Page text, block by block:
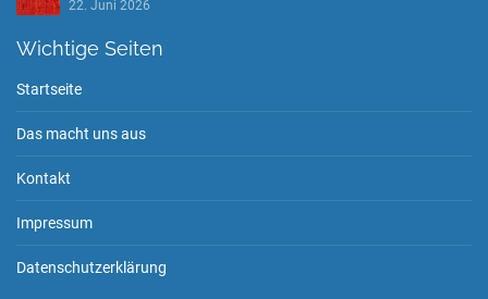
22. Juni 2026
Wichtige Seiten
Startseite
Das macht uns aus
Kontakt
Impressum
Datenschutzerklärung